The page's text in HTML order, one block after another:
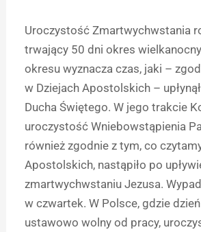
Uroczystość Zmartwychwstania
trwający 50 dni okres
okresu wyznacza czas, jaki –
w Dziejach Apostolskich –
Ducha Świętego. W jego trakcie
uroczystość Wniebowstąpienia
również zgodnie z tym, co
Apostolskich, nastąpiło po
zmartwychwstaniu Jezusa.
w czwartek. W Polsce, gdzie
ustawowo wolny od pracy,